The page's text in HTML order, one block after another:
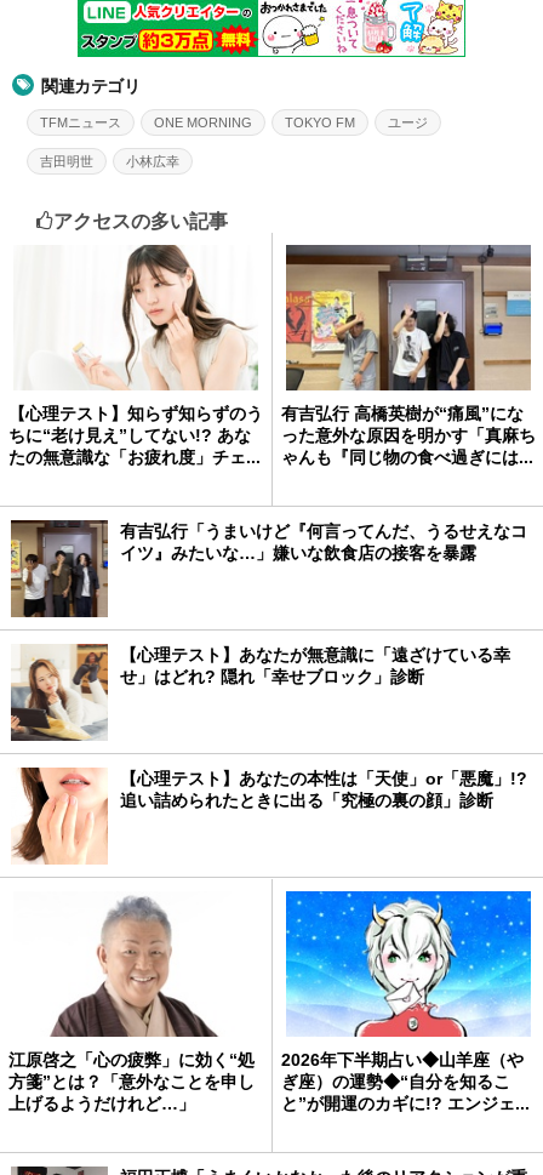
関連カテゴリ
TFMニュース ONE MORNING TOKYO FM ユージ
吉田明世 小林広幸
アクセスの多い記事
【心理テスト】知らず知らずのう
ちに“老け見え”してない!? あな
たの無意識な「お疲れ度」チェ...
有吉弘行 高橋英樹が“痛風”にな
った意外な原因を明かす「真麻ち
ゃんも『同じ物の食べ過ぎには...
有吉弘行「うまいけど『何言ってんだ、うるせえなコ
イツ』みたいな…」嫌いな飲食店の接客を暴露
【心理テスト】あなたが無意識に「遠ざけている幸
せ」はどれ? 隠れ「幸せブロック」診断
【心理テスト】あなたの本性は「天使」or「悪魔」!?
追い詰められたときに出る「究極の裏の顔」診断
江原啓之「心の疲弊」に効く“処
方箋”とは？「意外なことを申し
上げるようだけれど…」
2026年下半期占い◆山羊座（や
ぎ座）の運勢◆“自分を知るこ
と”が開運のカギに!? エンジェ...